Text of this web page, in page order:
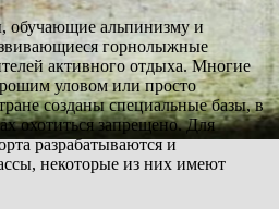
обучающие альпинизму и
горнолыжные
активного отдыха. Многие
уловом или просто
созданы специальные базы, в
охотиться запрещено. Для
разрабатываются и
некоторые из них имеют